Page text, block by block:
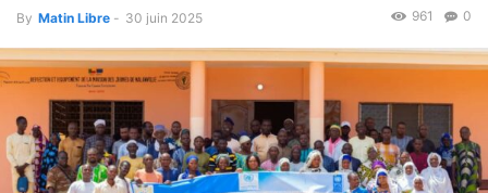
By Matin Libre - 30 juin 2025 0
961